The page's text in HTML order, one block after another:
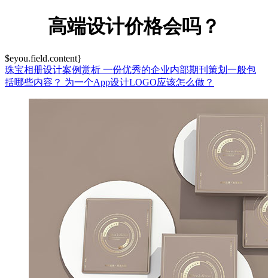
高端设计价格会吗？
$eyou.field.content}
珠宝相册设计案例赏析 一份优秀的企业内部期刊策划一般包
括哪些内容？ 为一个App设计LOGO应该怎么做？